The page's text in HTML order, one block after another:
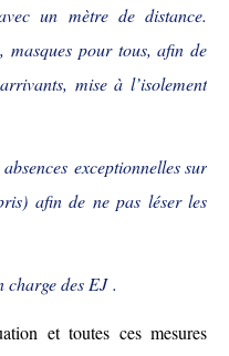
un mètre de distance.
, masques pour tous, afin de
mise à l’isolement
absences exceptionnellessur
) afin de ne pas léser les
des EJ .
et toutes ces mesures